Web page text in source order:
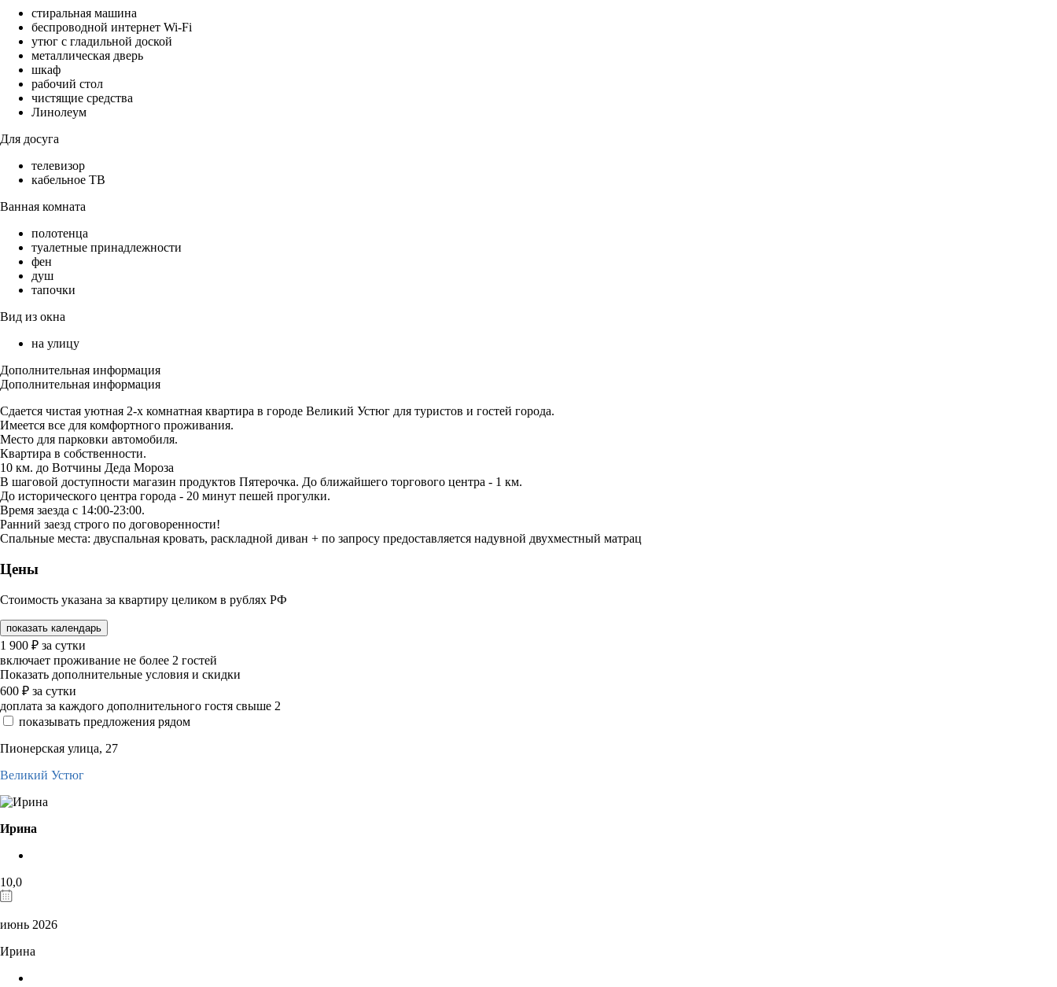
стиральная машина
беспроводной интернет Wi-Fi
утюг с гладильной доской
металлическая дверь
шкаф
рабочий стол
чистящие средства
Линолеум
Для досуга
телевизор
кабельное ТВ
Ванная комната
полотенца
туалетные принадлежности
фен
душ
тапочки
Вид из окна
на улицу
Дополнительная информация
Дополнительная информация
Сдается чистая уютная 2-х комнатная квартира в городе Великий Устюг для туристов и гостей города.
Имеется все для комфортного проживания.
Место для парковки автомобиля.
Квартира в собственности.
10 км. до Вотчины Деда Мороза
В шаговой доступности магазин продуктов Пятерочка. До ближайшего торгового центра - 1 км.
До исторического центра города - 20 минут пешей прогулки.
Время заезда с 14:00-23:00.
Ранний заезд строго по договоренности!
Спальные места: двуспальная кровать, раскладной диван + по запросу предоставляется надувной двухместный матрац
Цены
Стоимость указана за квартиру целиком в рублях РФ
показать календарь
1 900 ₽ за сутки
включает проживание не более 2 гостей
Показать дополнительные условия и скидки
600 ₽ за сутки
доплата за каждого дополнительного гостя свыше 2
показывать предложения рядом
Пионерская улица, 27
Великий Устюг
Ирина
10,0
июнь 2026
Ирина